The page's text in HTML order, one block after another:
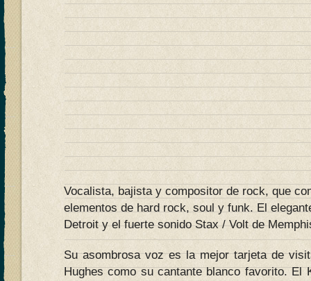
Vocalista, bajista y compositor de rock, que
elementos de hard rock, soul y funk. El
Detroit y el fuerte sonido Stax / Volt de
Su asombrosa voz es la mejor tarjeta de
Hughes como su cantante blanco favorito. El